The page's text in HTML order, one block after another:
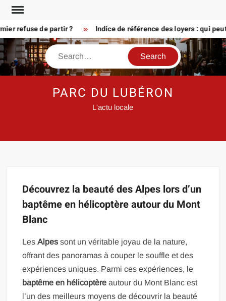
Skip
contentrefuse de partir ? Indice de référence des loyers : qui
Search
PARC DU LUBÉRON
L'actu locale
Découvrez la beauté des Alpes lors d’un
baptême en hélicoptère autour du Mont
Blanc
LesAlpes sont un véritable joyau de la nature,
offrant des panoramas à couper le souffle et des
expériences uniques. Parmi ces expériences, le
baptême en hélicoptère autour du Mont Blanc est
l’un des meilleurs moyens de découvrir la beauté